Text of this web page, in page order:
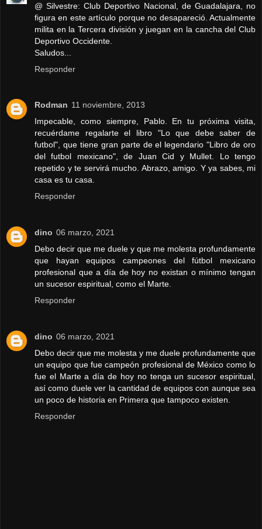
@ Silvestre: Club Deportivo Nacional, de Guadalajara, no
figura en este artículo porque no desapareció. Actualmente
milita en la Tercera división y juegan en la cancha del Club
Deportivo Occidente.
Saludos...
Responder
Rodman 11 noviembre, 2013
Impecable, como siempre, Pablo. En tu próxima visita,
recuérdame regalarte el libro "Lo que debe saber de
futbol", que tiene gran parte de el legendario "Libro de oro
del futbol mexicano", de Juan Cid y Mullet. Lo tengo
repetido y te servirá mucho. Abrazo, amigo. Y ya sabes, mi
casa es tu casa.
Responder
dino 06 marzo, 2021
Debo decir que me duele y que me molesta profundamente
que hayan equipos campeones del fútbol mexicano
profesional que a día de hoy no existan o mínimo tengan
un sucesor espiritual, como el Marte.
Responder
dino 06 marzo, 2021
Debo decir que me molesta y me duele profundamente que
un equipo que fue campeón profesional de México como lo
fue el Marte a día de hoy no tenga un sucesor espiritual,
así como duele ver la cantidad de equipos con aunque sea
un poco de historia en Primera que tampoco existen.
Responder